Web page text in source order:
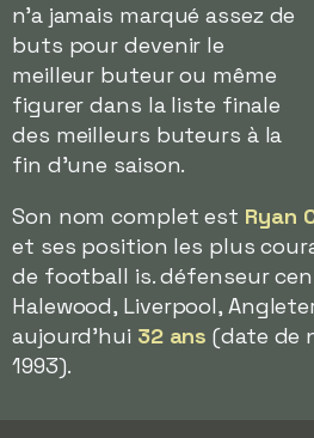
n'a jamais marqué assez de
buts pour devenir le
meilleur buteur ou même
figurer dans la liste finale
des meilleurs buteurs à la
fin d'une saison.
Son nom complet est Ryan
et ses position les plus
de football is. défenseur
Halewood, Liverpool,
aujourd'hui 32 ans (date de
1993).